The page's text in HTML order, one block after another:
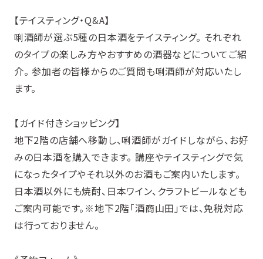
【テイスティング・Q&A】
唎酒師が選ぶ5種の日本酒をテイスティング。 それぞれ
のタイプの楽しみ方やおすすめの酒器などについてご紹
介。 参加者の皆様からのご質問も唎酒師が対応いたし
ます。
【ガイド付きショッピング】
地下2階の店舗へ移動し、唎酒師がガイドしながら、お好
みの日本酒を購入できます。 講座やテイスティングで気
になったタイプやそれ以外のお酒もご案内いたします。
日本酒以外にも焼酎、日本ワイン、クラフトビールなども
ご案内可能です。※地下2階「酒商山田」では、免税対応
は行っておりません。